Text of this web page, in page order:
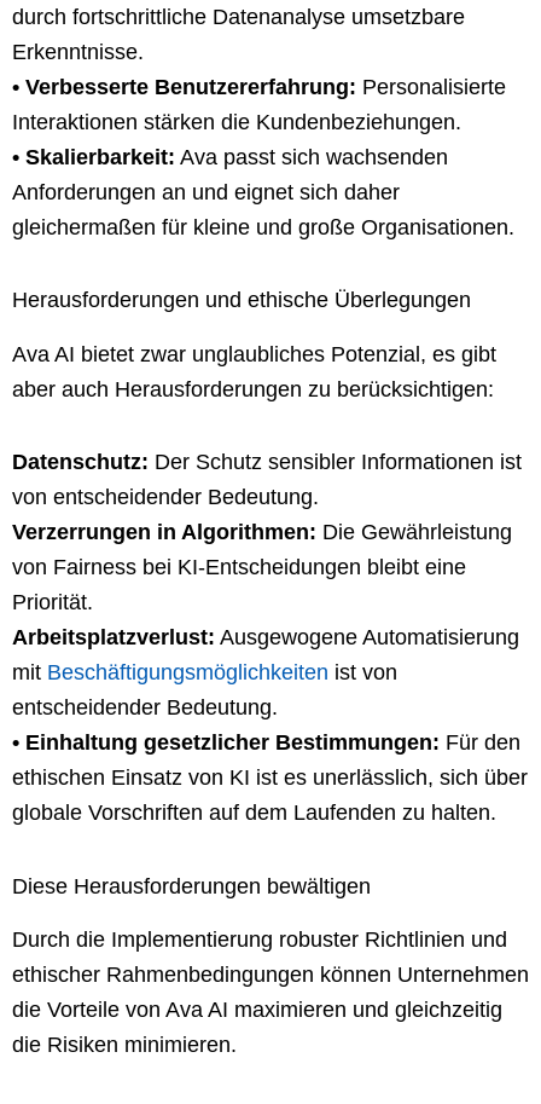
durch fortschrittliche Datenanalyse umsetzbare
Erkenntnisse.
• Verbesserte Benutzererfahrung: Personalisierte
Interaktionen stärken die Kundenbeziehungen.
• Skalierbarkeit: Ava passt sich wachsenden
Anforderungen an und eignet sich daher
gleichermaßen für kleine und große Organisationen.
Herausforderungen und ethische Überlegungen
Ava AI bietet zwar unglaubliches Potenzial, es gibt
aber auch Herausforderungen zu berücksichtigen:
Datenschutz: Der Schutz sensibler Informationen ist
von entscheidender Bedeutung.
Verzerrungen in Algorithmen: Die Gewährleistung
von Fairness bei KI-Entscheidungen bleibt eine
Priorität.
Arbeitsplatzverlust: Ausgewogene Automatisierung
mit Beschäftigungsmöglichkeiten ist von
entscheidender Bedeutung.
• Einhaltung gesetzlicher Bestimmungen: Für den
ethischen Einsatz von KI ist es unerlässlich, sich über
globale Vorschriften auf dem Laufenden zu halten.
Diese Herausforderungen bewältigen
Durch die Implementierung robuster Richtlinien und
ethischer Rahmenbedingungen können Unternehmen
die Vorteile von Ava AI maximieren und gleichzeitig
die Risiken minimieren.